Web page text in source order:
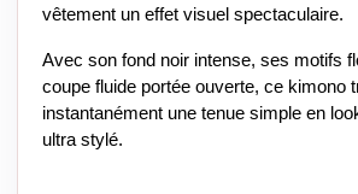
vêtement un effet visuel spectaculaire.
Avec son fond noir intense, ses motifs
coupe fluide portée ouverte, ce kimono
instantanément une tenue simple en
ultra stylé.